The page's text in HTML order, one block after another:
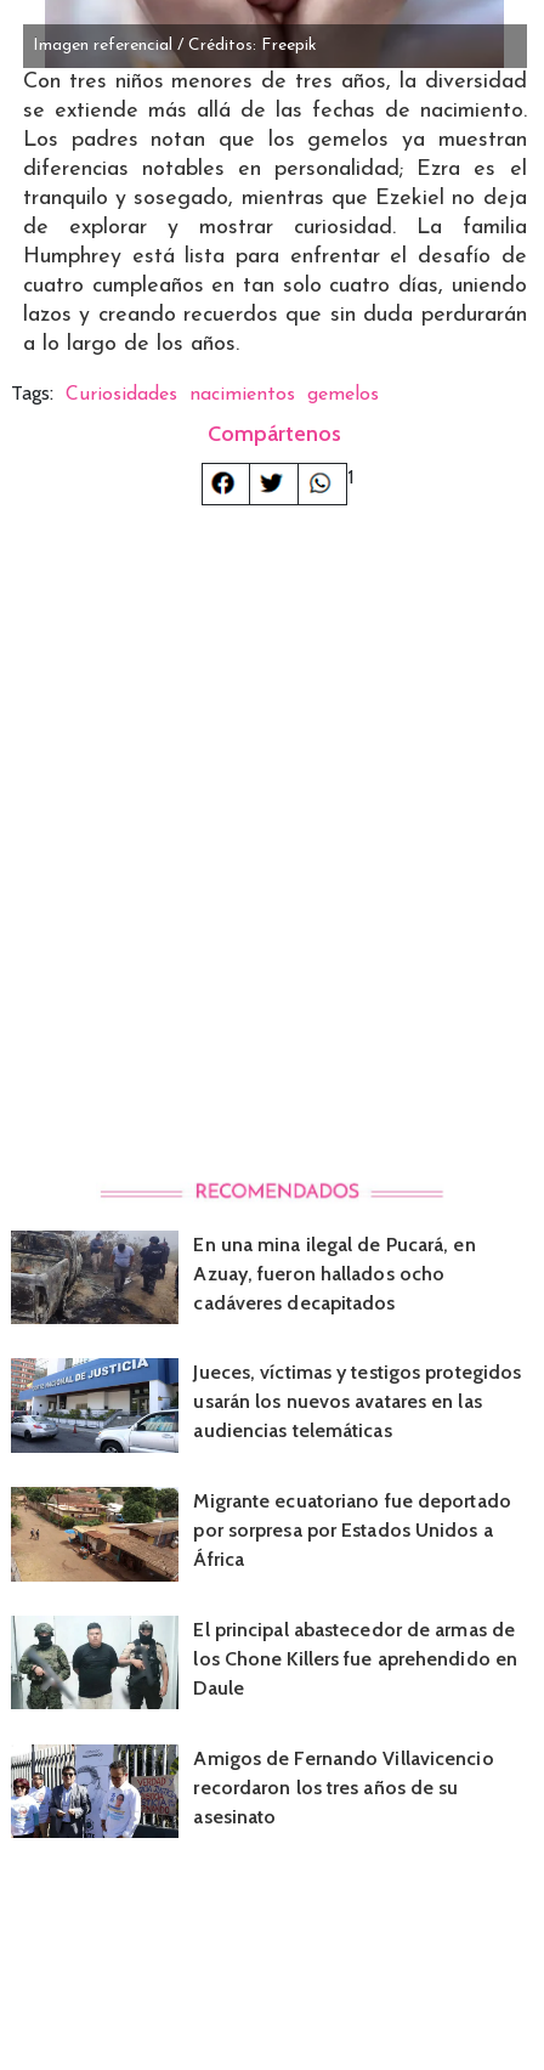
Imagen referencial / Créditos: Freepik
Con tres niños menores de tres años, la diversidad
se extiende más allá de las fechas de nacimiento.
Los padres notan que los gemelos ya muestran
diferencias notables en personalidad; Ezra es el
tranquilo y sosegado, mientras que Ezekiel no deja
de explorar y mostrar curiosidad. La familia
Humphrey está lista para enfrentar el desafío de
cuatro cumpleaños en tan solo cuatro días, uniendo
lazos y creando recuerdos que sin duda perdurarán
a lo largo de los años.
Tags: Curiosidades nacimientos gemelos
Compártenos
1
En una mina ilegal de Pucará, en
Azuay, fueron hallados ocho
cadáveres decapitados
Jueces, víctimas y testigos protegidos
usarán los nuevos avatares en las
audiencias telemáticas
Migrante ecuatoriano fue deportado
por sorpresa por Estados Unidos a
África
El principal abastecedor de armas de
los Chone Killers fue aprehendido en
Daule
Amigos de Fernando Villavicencio
recordaron los tres años de su
asesinato